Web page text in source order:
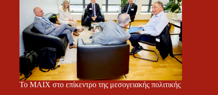
Το ΜΑΙΧ στο επίκεντρο της μεσογειακής πολιτικής